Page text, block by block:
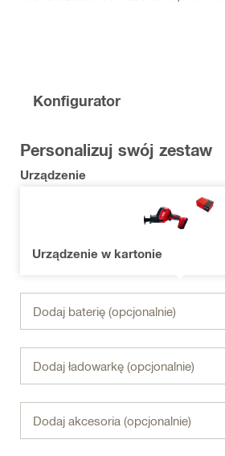
Konfigurator
Personalizuj swój zestaw
Urządzenie
Urządzenie w kartonie
Dodaj baterię (opcjonalnie)
Dodaj ładowarkę (opcjonalnie)
Dodaj akcesoria (opcjonalnie)